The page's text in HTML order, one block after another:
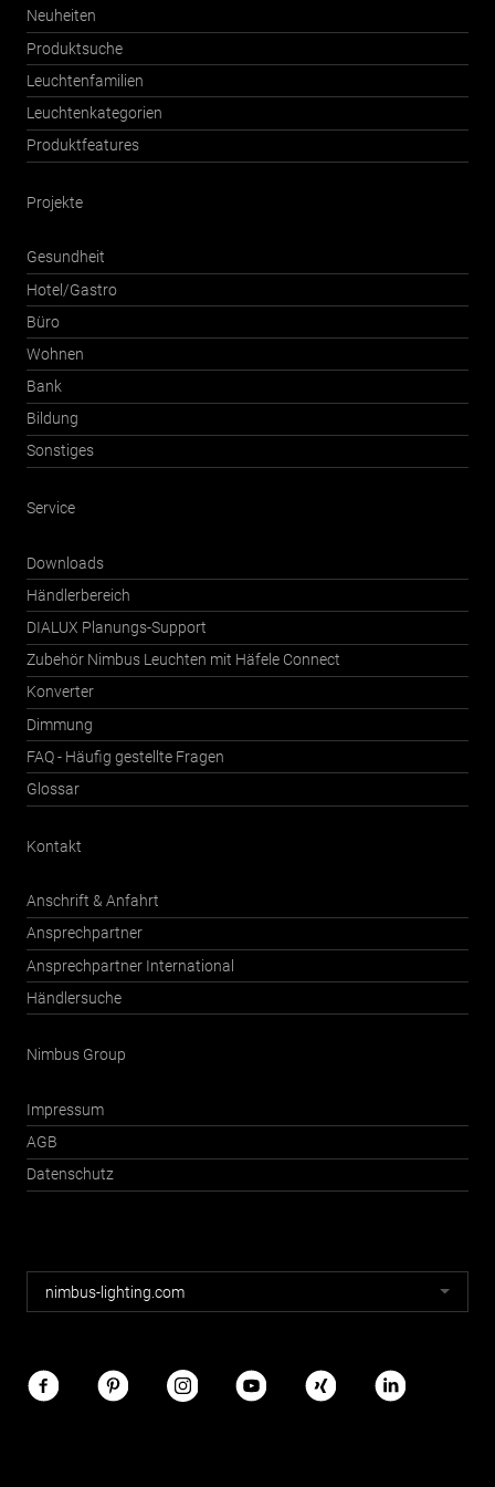
Neuheiten
Produktsuche
Leuchtenfamilien
Leuchtenkategorien
Produktfeatures
Projekte
Gesundheit
Hotel/Gastro
Büro
Wohnen
Bank
Bildung
Sonstiges
Service
Downloads
Händlerbereich
DIALUX Planungs-Support
Zubehör Nimbus Leuchten mit Häfele Connect
Konverter
Dimmung
FAQ - Häufig gestellte Fragen
Glossar
Kontakt
Anschrift & Anfahrt
Ansprechpartner
Ansprechpartner International
Händlersuche
Nimbus Group
Impressum
AGB
Datenschutz
Nimbus
Webseiten
nimbus-lighting.com
Nimbus
im